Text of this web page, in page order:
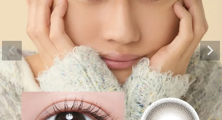
ハイディ トーリック アイ
ディアルブラウン -1.25
D 14.5mm
2,310 (税込)
配送方法について
発送について